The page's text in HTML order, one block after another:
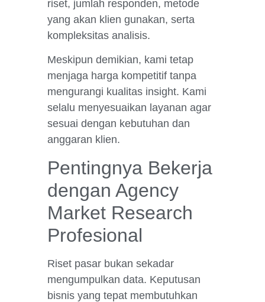
riset, jumlah responden, metode
yang akan klien gunakan, serta
kompleksitas analisis.
Meskipun demikian, kami tetap
menjaga harga kompetitif tanpa
mengurangi kualitas insight. Kami
selalu menyesuaikan layanan agar
sesuai dengan kebutuhan dan
anggaran klien.
Pentingnya Bekerja
dengan Agency
Market Research
Profesional
Riset pasar bukan sekadar
mengumpulkan data. Keputusan
bisnis yang tepat membutuhkan